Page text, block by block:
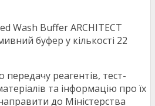
Wash Buffer ARCHITECT
буфер у кількості 22
передачу реагентів, тест-
та інформацію про їх
до Міністерства